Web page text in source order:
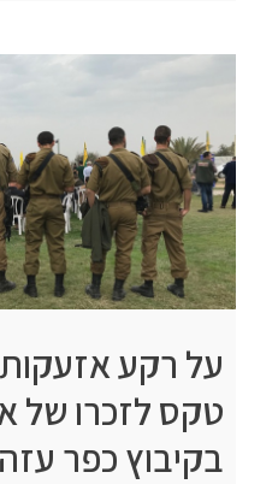
על רקע
טקס לזכרו של
בקיבוץ כפר עזה